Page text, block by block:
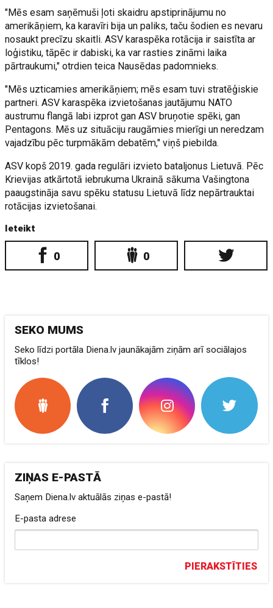
"Mēs esam saņēmuši ļoti skaidru apstiprinājumu no
amerikāņiem, ka karavīri bija un paliks, taču šodien es nevaru
nosaukt precīzu skaitli. ASV karaspēka rotācija ir saistīta ar
loģistiku, tāpēc ir dabiski, ka var rasties zināmi laika
pārtraukumi," otrdien teica Nausēdas padomnieks.
"Mēs uzticamies amerikāņiem; mēs esam tuvi stratēģiskie
partneri. ASV karaspēka izvietošanas jautājumu NATO
austrumu flangā labi izprot gan ASV bruņotie spēki, gan
Pentagons. Mēs uz situāciju raugāmies mierīgi un neredzam
vajadzību pēc turpmākām debatēm," viņš piebilda.
ASV kopš 2019. gada regulāri izvieto bataljonus Lietuvā. Pēc
Krievijas atkārtotā iebrukuma Ukrainā sākuma Vašingtona
paaugstināja savu spēku statusu Lietuvā līdz nepārtrauktai
rotācijas izvietošanai.
Ieteikt
0 0
SEKO MUMS
Seko līdzi portāla Diena.lv jaunākajām ziņām arī sociālajos
tīklos!
ZIŅAS E-PASTĀ
Saņem Diena.lv aktuālās ziņas e-pastā!
E-pasta adrese
PIERAKSTĪTIES